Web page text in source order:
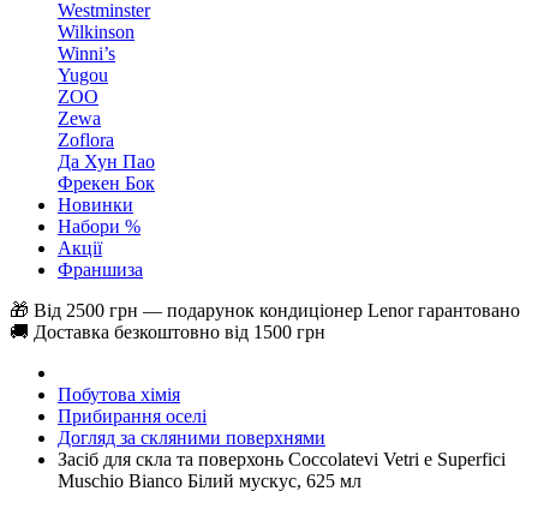
Westminster
Wilkinson
Winni’s
Yugou
ZOO
Zewa
Zoflora
Да Хун Пао
Фрекен Бок
Новинки
Набори %
Акції
Франшиза
🎁 Від 2500 грн — подарунок кондиціонер Lenor гарантовано
🚚 Доставка безкоштовно від 1500 грн
Побутова хімія
Прибирання оселі
Догляд за скляними поверхнями
Засіб для скла та поверхонь Coccolatevi Vetri e Superfici
Muschio Bianco Білий мускус, 625 мл